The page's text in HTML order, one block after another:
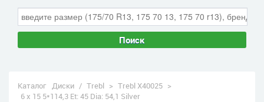
Поиск
Каталог Диски / Trebl > Trebl X40025 >
6 x 15 5*114,3 Et: 45 Dia: 54,1 Silver